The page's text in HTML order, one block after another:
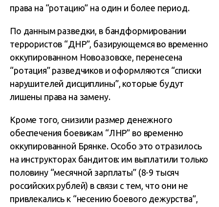
права на “ротацию” на один и более период.
По данным разведки, в бандформировании
террористов “ДНР”, базирующемся во временно
оккупированном Новоазовске, перенесена
“ротация” разведчиков и оформляются “списки
нарушителей дисциплины”, которые будут
лишены права на замену.
Кроме того, снизили размер денежного
обеспечения боевикам “ЛНР” во временно
оккупированной Брянке. Особо это отразилось
на инструкторах бандитов: им выплатили только
половину “месячной зарплаты” (8-9 тысяч
российских рублей) в связи с тем, что они не
привлекались к “несению боевого дежурства”,